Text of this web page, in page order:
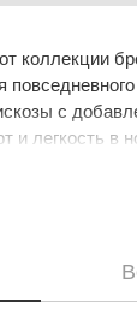
коллекции
с
и легкость в
что придает
стиля